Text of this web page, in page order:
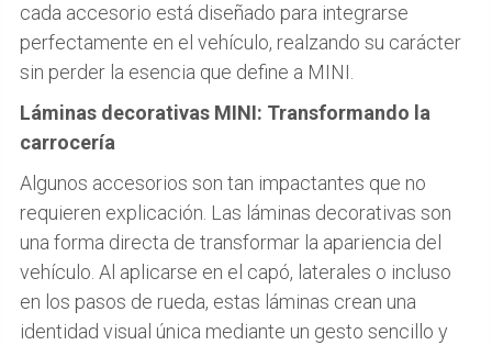
cada accesorio está diseñado para integrarse
perfectamente en el vehículo, realzando su carácter
sin perder la esencia que define a MINI.
Láminas decorativas MINI: Transformando la
carrocería
Algunos accesorios son tan impactantes que no
requieren explicación. Las láminas decorativas son
una forma directa de transformar la apariencia del
vehículo. Al aplicarse en el capó, laterales o incluso
en los pasos de rueda, estas láminas crean una
identidad visual única mediante un gesto sencillo y